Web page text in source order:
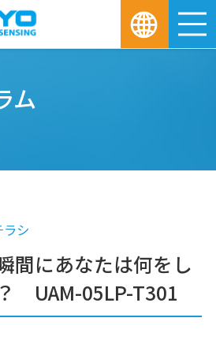
ム
ラシ
間にあなたは何をし
UAM-05LP-T301